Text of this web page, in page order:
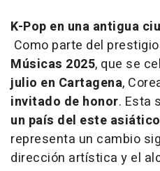
K-Pop en una antigua
Como parte del
Músicas 2025, que se
julio en Cartagena,
invitado de honor. Esta
un país del este
representa un cambio
dirección artística y el